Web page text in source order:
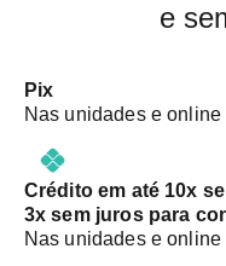
e
Pix
Nas unidades e online
Crédito em até 10x
3x sem juros para
Nas unidades e online